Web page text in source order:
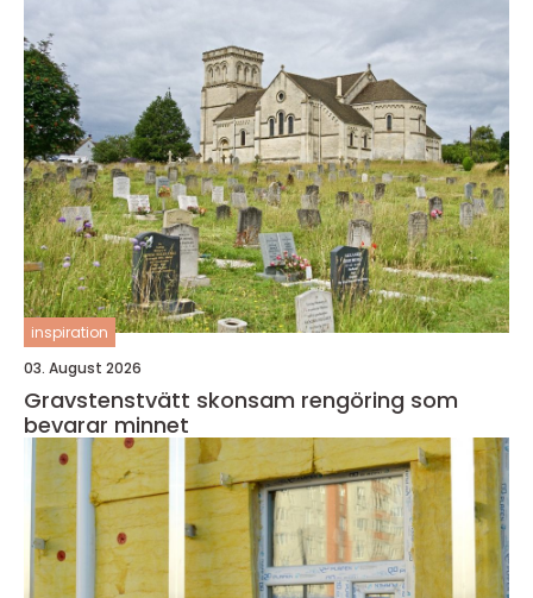
inspiration
03. August 2026
Gravstenstvätt skonsam rengöring som
bevarar minnet